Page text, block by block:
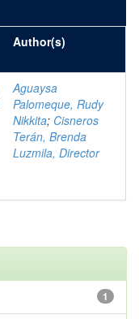
Author(s)
Aguaysa
Palomeque, Rudy
Nikkita; Cisneros
Terán, Brenda
Luzmila, Director
1